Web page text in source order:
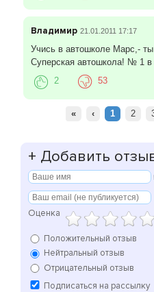
Владимир 21.01.2011 17:17
Учись в автошколе Марс,-
Суперская автошкола! № 1 в
2 53
« ‹ 1 2
+ Добавить
Оценка
Положительный отзыв
Нейтральный отзыв
Отрицательный отзыв
Подписаться на рассылку